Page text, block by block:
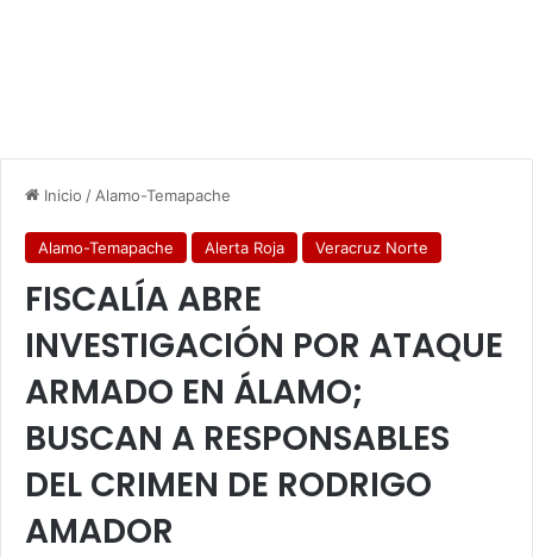
Inicio / Alamo-Temapache
Alamo-Temapache Alerta Roja Veracruz Norte
FISCALÍA ABRE
INVESTIGACIÓN POR ATAQUE
ARMADO EN ÁLAMO;
BUSCAN A RESPONSABLES
DEL CRIMEN DE RODRIGO
AMADOR